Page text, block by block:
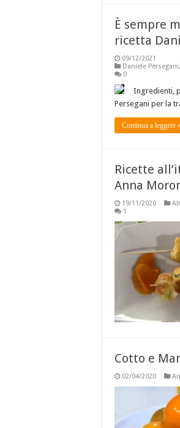
È sempre
ricetta
09/12/2021
Daniele Persegani,
0
Ingredienti,
Persegani per la
Continua a leggere
Ricette
Anna
19/11/2020
1
Cotto e
02/04/2020